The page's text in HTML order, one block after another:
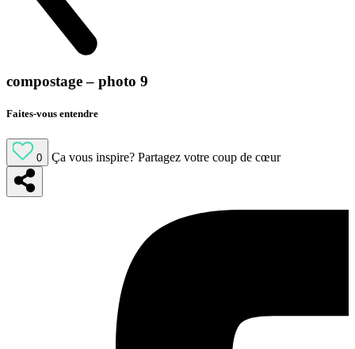
compostage – photo 9
Faites-vous entendre
0 Ça vous inspire? Partagez votre coup de cœur